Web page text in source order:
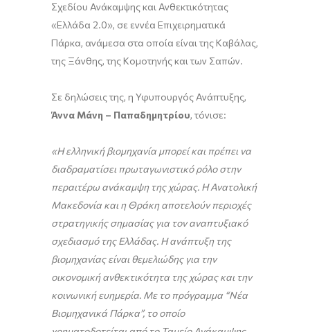
Σχεδίου Ανάκαμψης και Ανθεκτικότητας
«Ελλάδα 2.0», σε εννέα Επιχειρηματικά
Πάρκα, ανάμεσα στα οποία είναι της Καβάλας,
της Ξάνθης, της Κομοτηνής και των Σαπών.
Σε δηλώσεις της, η Υφυπουργός Ανάπτυξης,
Άννα Μάνη – Παπαδημητρίου, τόνισε:
«Η ελληνική βιομηχανία μπορεί και πρέπει να
διαδραματίσει πρωταγωνιστικό ρόλο στην
περαιτέρω ανάκαμψη της χώρας. Η Ανατολική
Μακεδονία και η Θράκη αποτελούν περιοχές
στρατηγικής σημασίας για τον αναπτυξιακό
σχεδιασμό της Ελλάδας. Η ανάπτυξη της
βιομηχανίας είναι θεμελιώδης για την
οικονομική ανθεκτικότητα της χώρας και την
κοινωνική ευημερία. Με το πρόγραμμα “Νέα
Βιομηχανικά Πάρκα”, το οποίο